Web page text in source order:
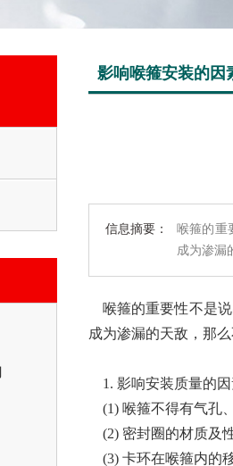
影响喉箍安装的因
信息摘要：
喉箍的重
成为渗漏
喉箍的重要性不是说
成为渗漏的天敌，那
1. 影响安装质量的
(1) 喉箍不得有气孔
(2) 密封圈的材质及
(3) 卡环在喉箍内的